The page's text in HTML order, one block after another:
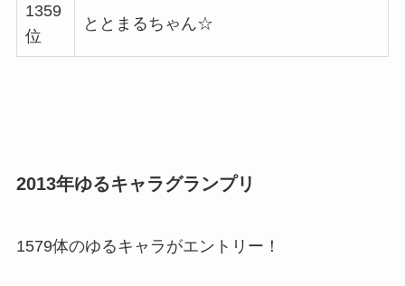
1359
位
ととまるちゃん☆
2013年ゆるキャラグランプリ
1579体のゆるキャラがエントリー！